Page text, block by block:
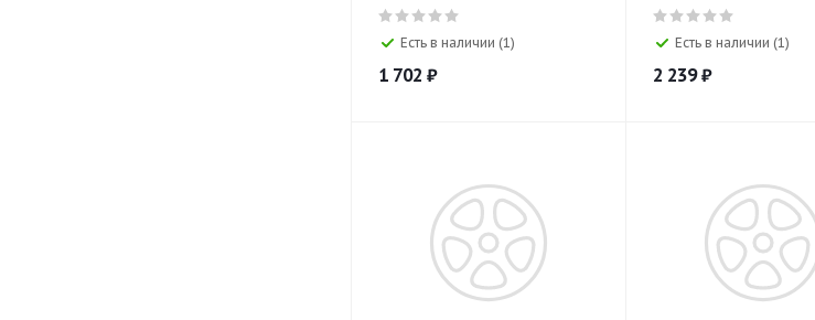
Есть в наличии (1)
1 702 ₽
Есть в наличии (1)
2 239₽